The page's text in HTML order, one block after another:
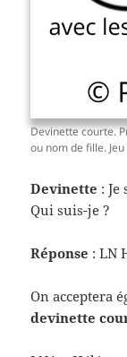
Devinette courte.
ou nom de fille.
Devinette :
Qui suis-je ?
Réponse : LN
On acceptera
devinette